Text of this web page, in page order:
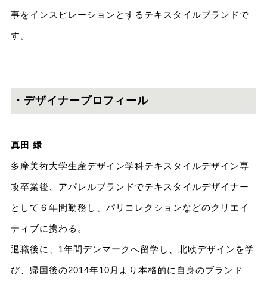
事をインスピレーションとするテキスタイルブランドで
す。
・デザイナープロフィール
真田 緑
多摩美術大学生産デザイン学科テキスタイルデザイン専
攻卒業後、アパレルブランドでテキスタイルデザイナー
として６年間勤務し、パリコレクションなどのクリエイ
ティブに携わる。
退職後に、1年間デンマークへ留学し、北欧デザインを学
び、帰国後の2014年10月より本格的に自身のブランド